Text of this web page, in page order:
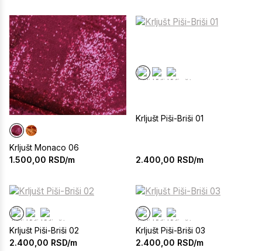
Krljušt Monaco 06
1.500,00 RSD/m
Krljušt Piši-Briši 01
2.400,00 RSD/m
Krljušt Piši-Briši 02
2.400,00 RSD/m
Krljušt Piši-Briši 03
2.400,00 RSD/m